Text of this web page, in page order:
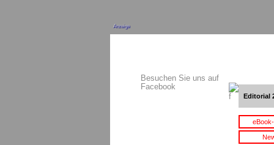
Anzeige
Besuchen Sie uns auf
Facebook
Editorial